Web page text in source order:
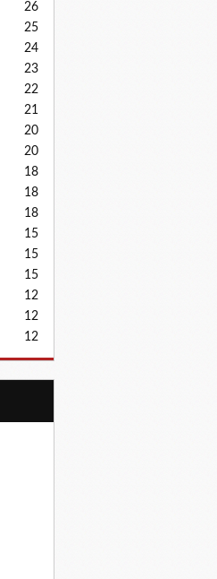
26
25
24
23
22
21
20
20
18
18
18
15
15
15
12
12
12